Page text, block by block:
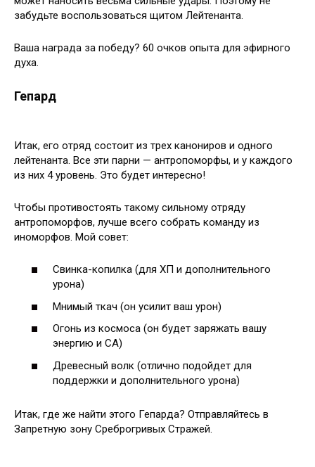
забудьте воспользоваться щитом Лейтенанта.
Ваша награда за победу? 60 очков опыта для эфирного
духа.
Гепард
Итак, его отряд состоит из трех канониров и одного
лейтенанта. Все эти парни — антропоморфы, и у каждого
из них 4 уровень. Это будет интересно!
Чтобы противостоять такому сильному отряду
антропоморфов, лучше всего собрать команду из
иноморфов. Мой совет:
Свинка-копилка (для ХП и дополнительного
урона)
Мнимый ткач (он усилит ваш урон)
Огонь из космоса (он будет заряжать вашу
энергию и СА)
Древесный волк (отлично подойдет для
поддержки и дополнительного урона)
Итак, где же найти этого Гепарда? Отправляйтесь в
Запретную зону Среброгривых Стражей.